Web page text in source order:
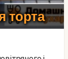
торта